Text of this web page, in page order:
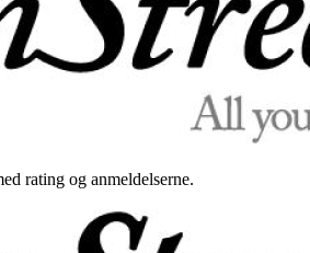
rating og anmeldelserne.